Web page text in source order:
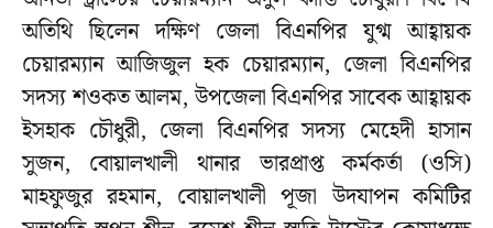
অতিথি ছিলেন দক্ষিণ জেলা বিএনপির যুগ্ম আহ্বায়ক
চেয়ারম্যান আজিজুল হক চেয়ারম্যান, জেলা বিএনপির
সদস্য শওকত আলম, উপজেলা বিএনপির সাবেক আহ্বায়ক
ইসহাক চৌধুরী, জেলা বিএনপির সদস্য মেহেদী হাসান
সুজন, বোয়ালখালী থানার ভারপ্রাপ্ত কর্মকর্তা (ওসি)
মাহফুজুর রহমান, বোয়ালখালী পূজা উদযাপন কমিটির